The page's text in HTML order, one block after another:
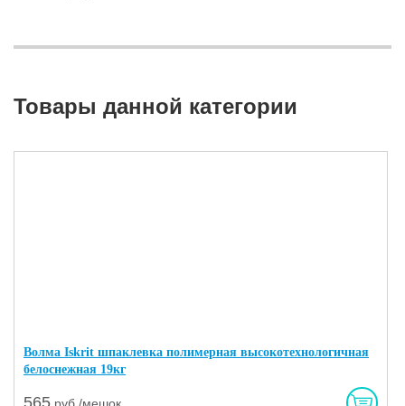
Товары данной категории
Волма Iskrit шпаклевка полимерная высокотехнологичная
белоснежная 19кг
565 руб./мешок